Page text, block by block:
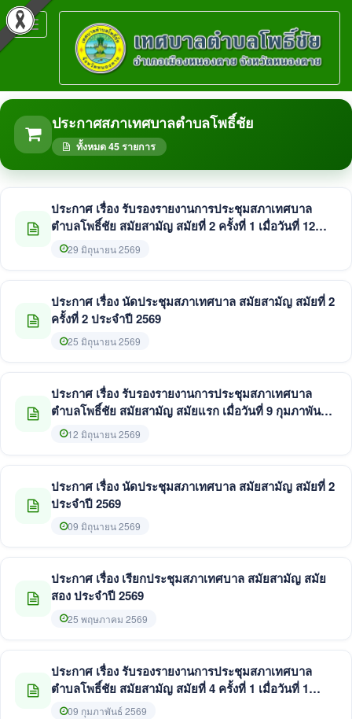
Toggle
navigation
ประกาศสภาเทศบาลตำบลโพธิ์ชัย
ทั้งหมด 45 รายการ
ประกาศ เรื่อง รับรองรายงานการประชุมสภาเทศบาล
ตำบลโพธิ์ชัย สมัยสามัญ สมัยที่ 2 ครั้งที่ 1 เมื่อวันที่ 12
มิถุนายน 2569
29 มิถุนายน 2569
ประกาศ เรื่อง นัดประชุมสภาเทศบาล สมัยสามัญ สมัยที่ 2
ครั้งที่ 2 ประจำปี 2569
25 มิถุนายน 2569
ประกาศ เรื่อง รับรองรายงานการประชุมสภาเทศบาล
ตำบลโพธิ์ชัย สมัยสามัญ สมัยแรก เมื่อวันที่ 9 กุมภาพันธ์
256912 มิถุนายน 2569
ประกาศ เรื่อง นัดประชุมสภาเทศบาล สมัยสามัญ สมัยที่ 2
ประจำปี 2569
09 มิถุนายน 2569
ประกาศ เรื่อง เรียกประชุมสภาเทศบาล สมัยสามัญ สมัย
สอง ประจำปี 2569
25 พฤษภาคม 2569
ประกาศ เรื่อง รับรองรายงานการประชุมสภาเทศบาล
ตำบลโพธิ์ชัย สมัยสามัญ สมัยที่ 4 ครั้งที่ 1 เมื่อวันที่ 1
ธันวาคม 2568
09 กุมภาพันธ์ 2569